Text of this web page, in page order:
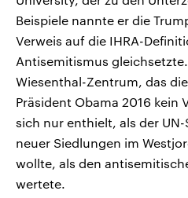
Beispiele nannte er die
Verweis auf die IHRA-
Antisemitismus
Wiesenthal-Zentrum, das
Präsident Obama 2016 kein
sich nur enthielt, als der
neuer Siedlungen im
wollte, als den
wertete.